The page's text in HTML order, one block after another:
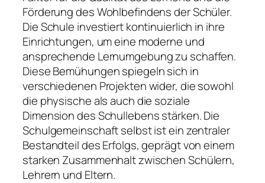
Förderung des Wohlbefindens der Schüler.
Die Schule investiert kontinuierlich in ihre
Einrichtungen, um eine moderne und
ansprechende Lernumgebung zu schaffen.
Diese Bemühungen spiegeln sich in
verschiedenen Projekten wider, die sowohl
die physische als auch die soziale
Dimension des Schullebens stärken. Die
Schulgemeinschaft selbst ist ein zentraler
Bestandteil des Erfolgs, geprägt von einem
starken Zusammenhalt zwischen Schülern,
Lehrern und Eltern.